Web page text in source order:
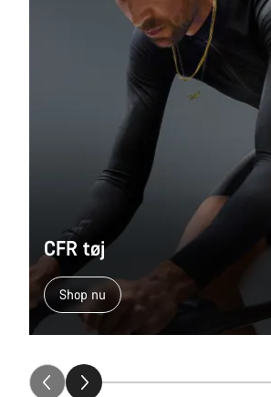
CFR tøj
Shop nu